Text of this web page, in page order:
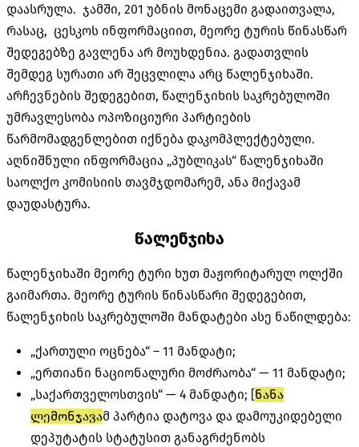
დაასრულა. ჯამში, 201 უბნის მონაცემი გადაითვალა,
რასაც, ცესკოს ინფორმაციით, მეორე ტურის წინასწარ
შედეგებზე გავლენა არ მოუხდენია. გადათვლის
შემდეგ სურათი არ შეცვლილა არც წალენჯიხაში.
არჩევნების შედეგებით, წალენჯიხის საკრებულოში
უმრავლესობა ოპოზიციური პარტიების
წარმომადგენლებით იქნება დაკომპლექტებული.
აღნიშნული ინფორმაცია „პუბლიკას“ წალენჯიხაში
საოლქო კომისიის თავმჯდომარემ, ანა მიქავამ
დაუდასტურა.
წალენჯიხა
წალენჯიხაში მეორე ტური ხუთ მაჟორიტარულ ოლქში
გაიმართა. მეორე ტურის წინასწარი შედეგებით,
წალენჯიხის საკრებულოში მანდატები ასე ნაწილდება:
„ქართული ოცნება“ – 11 მანდატი;
„ერთიანი ნაციონალური მოძრაობა“ — 11 მანდატი;
„საქართველოსთვის“ — 4 მანდატი; [ნანა
ლემონჯავამ პარტია დატოვა და დამოუკიდებელი
დეპუტატის სტატუსით განაგრძენობს